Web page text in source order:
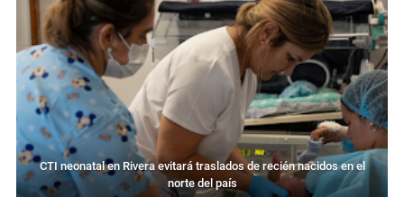
CTI neonatal en Rivera evitará traslados de recién nacidos en el
norte del país